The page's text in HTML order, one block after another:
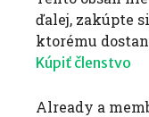
ďalej, zakúpte
ktorému
Kúpiť členstvo
Already a